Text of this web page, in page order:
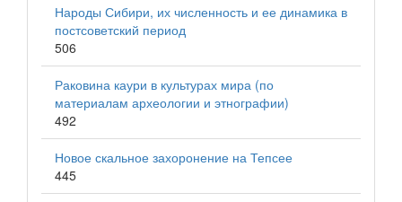
Народы Сибири, их численность и ее динамика в
постсоветский период
506
Раковина каури в культурах мира (по
материалам археологии и этнографии)
492
Новое скальное захоронение на Тепсее
445